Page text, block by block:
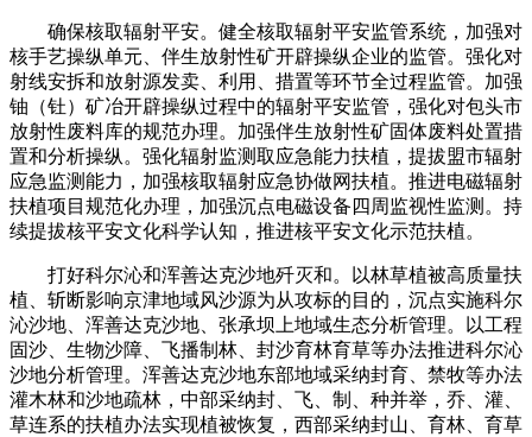
确保核取辐射平安。健全核取辐射平安监管系统，加强对
核手艺操纵单元、伴生放射性矿开辟操纵企业的监管。强化对
射线安拆和放射源发卖、利用、措置等环节全过程监管。加强
铀（钍）矿冶开辟操纵过程中的辐射平安监管，强化对包头市
放射性废料库的规范办理。加强伴生放射性矿固体废料处置措
置和分析操纵。强化辐射监测取应急能力扶植，提拔盟市辐射
应急监测能力，加强核取辐射应急协做网扶植。推进电磁辐射
扶植项目规范化办理，加强沉点电磁设备四周监视性监测。持
续提拔核平安文化科学认知，推进核平安文化示范扶植。
打好科尔沁和浑善达克沙地歼灭和。以林草植被高质量扶
植、斩断影响京津地域风沙源为从攻标的目的，沉点实施科尔
沁沙地、浑善达克沙地、张承坝上地域生态分析管理。以工程
固沙、生物沙障、飞播制林、封沙育林育草等办法推进科尔沁
沙地分析管理。浑善达克沙地东部地域采纳封育、禁牧等办法
灌木林和沙地疏林，中部采纳封、飞、制、种并举，乔、灌、
草连系的扶植办法实现植被恢复，西部采纳封山、育林、育草